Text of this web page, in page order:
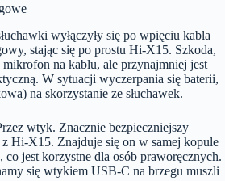
wyłączyły się po wpięciu kabla
stając się po prostu Hi-X15. Szkoda,
na kablu, ale przynajmniej jest
W sytuacji wyczerpania się baterii,
na skorzystanie ze słuchawek.
wtyk. Znacznie bezpieczniejszy
Hi-X15. Znajduje się on w samej kopule
jest korzystne dla osób praworęcznych.
się wtykiem USB-C na brzegu muszli